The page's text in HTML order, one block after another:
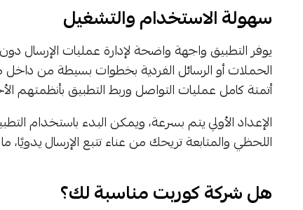
سهولة الاستخدام والتشغيل
يوفر التطبيق واجهة واضحة لإدارة عمليات الإرسال
الحملات أو الرسائل الفردية بخطوات بسيطة من داخل
أتمتة كامل عمليات التواصل وربط التطبيق بأنظمتهم
الإعداد الأولي يتم بسرعة، ويمكن البدء باستخدام
اللحظي والمتابعة تريحك من عناء تتبع الإرسال يدويًا،
هل شركة كوربت مناسبة لك؟